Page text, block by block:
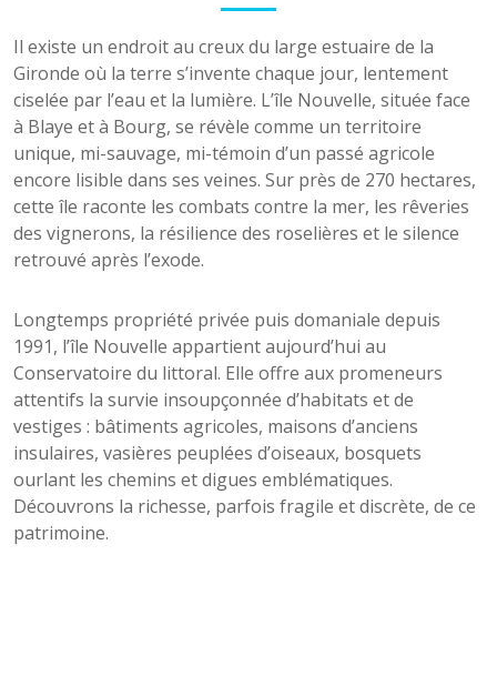
Il existe un endroit au creux du large estuaire de la
Gironde où la terre s’invente chaque jour, lentement
ciselée par l’eau et la lumière. L’île Nouvelle, située face
à Blaye et à Bourg, se révèle comme un territoire
unique, mi-sauvage, mi-témoin d’un passé agricole
encore lisible dans ses veines. Sur près de 270 hectares,
cette île raconte les combats contre la mer, les rêveries
des vignerons, la résilience des roselières et le silence
retrouvé après l’exode.
Longtemps propriété privée puis domaniale depuis
1991, l’île Nouvelle appartient aujourd’hui au
Conservatoire du littoral. Elle offre aux promeneurs
attentifs la survie insoupçonnée d’habitats et de
vestiges : bâtiments agricoles, maisons d’anciens
insulaires, vasières peuplées d’oiseaux, bosquets
ourlant les chemins et digues emblématiques.
Découvrons la richesse, parfois fragile et discrète, de ce
patrimoine.